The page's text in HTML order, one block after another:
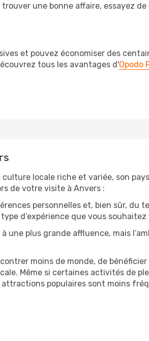
une bonne affaire, essayez
et pouvez économiser des
tous les avantages d'Opodo
locale riche et variée, son
de votre visite à Anvers :
personnelles et, bien sûr, du
d’expérience que vous souhaitez
plus grande affluence, mais
moins de monde, de
Même si certaines activités de
populaires sont moins